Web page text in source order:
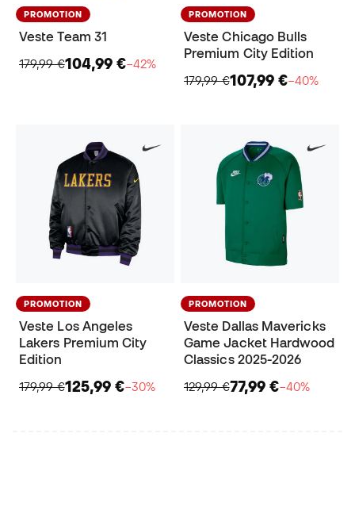
PROMOTION
Veste Team 31
179,99 €104,99 €−42%
PROMOTION
Veste Chicago Bulls
Premium City Edition
179,99 €107,99 €−40%
PROMOTION
Veste Los Angeles
Lakers Premium City
Edition
179,99 €125,99 €−30%
PROMOTION
Veste Dallas Mavericks
Game Jacket Hardwood
Classics 2025-2026
129,99 €77,99 €−40%